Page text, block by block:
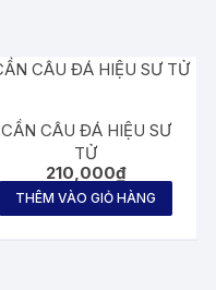
CẦN CÂU ĐÁ HIỆU SƯ
TỬ
210,000₫
THÊM VÀO GIỎ HÀNG